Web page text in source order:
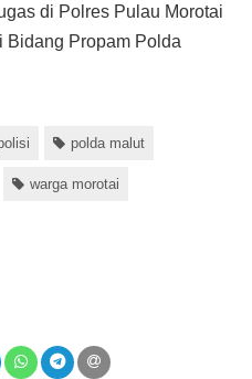
di Polres Pulau Morotai
Bidang Propam Polda
polda malut
warga morotai